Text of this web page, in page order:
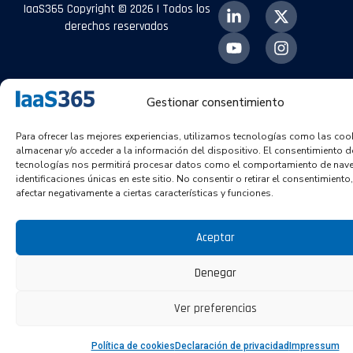
Gestionar consentimiento
Para ofrecer las mejores experiencias, utilizamos tecnologías como las
almacenar y/o acceder a la información del dispositivo. El consentimiento
tecnologías nos permitirá procesar datos como el comportamiento de
identificaciones únicas en este sitio. No consentir o retirar el
afectar negativamente a ciertas características y funciones.
Aceptar
Denegar
Ver preferencias
Política de cookies Declaración de privacidad Impressum
IaaS365 Copyright © 2026 | Todos los
derechos reservados